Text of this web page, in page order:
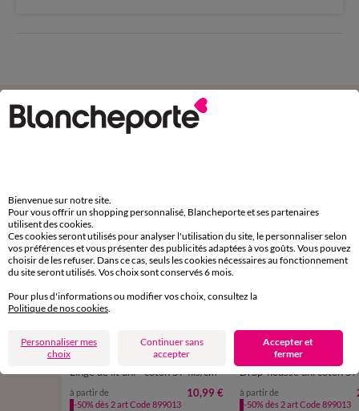
Complétez avec de l'uni
Linge de lit uni - coton 57 fils/cm²
à partir de 10,99 €
-50% dès 2 art Code 899013
à partir de
-50% dès 2 art Code 899013
Bienvenue sur notre site.
Pour vous offrir un shopping personnalisé, Blancheporte et ses partenaires
utilisent des cookies.
Ces cookies seront utilisés pour analyser l'utilisation du site, le personnaliser selon
vos préférences et vous présenter des publicités adaptées à vos goûts. Vous pouvez
choisir de les refuser. Dans ce cas, seuls les cookies nécessaires au fonctionnement
du site seront utilisés. Vos choix sont conservés 6 mois.
Pour plus d'informations ou modifier vos choix, consultez la
Politique de nos cookies
Personnaliser mes
choix
Continuer sans
accepter
Accepter et
fermer